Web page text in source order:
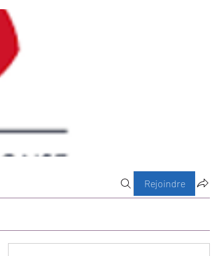
Rejoindre